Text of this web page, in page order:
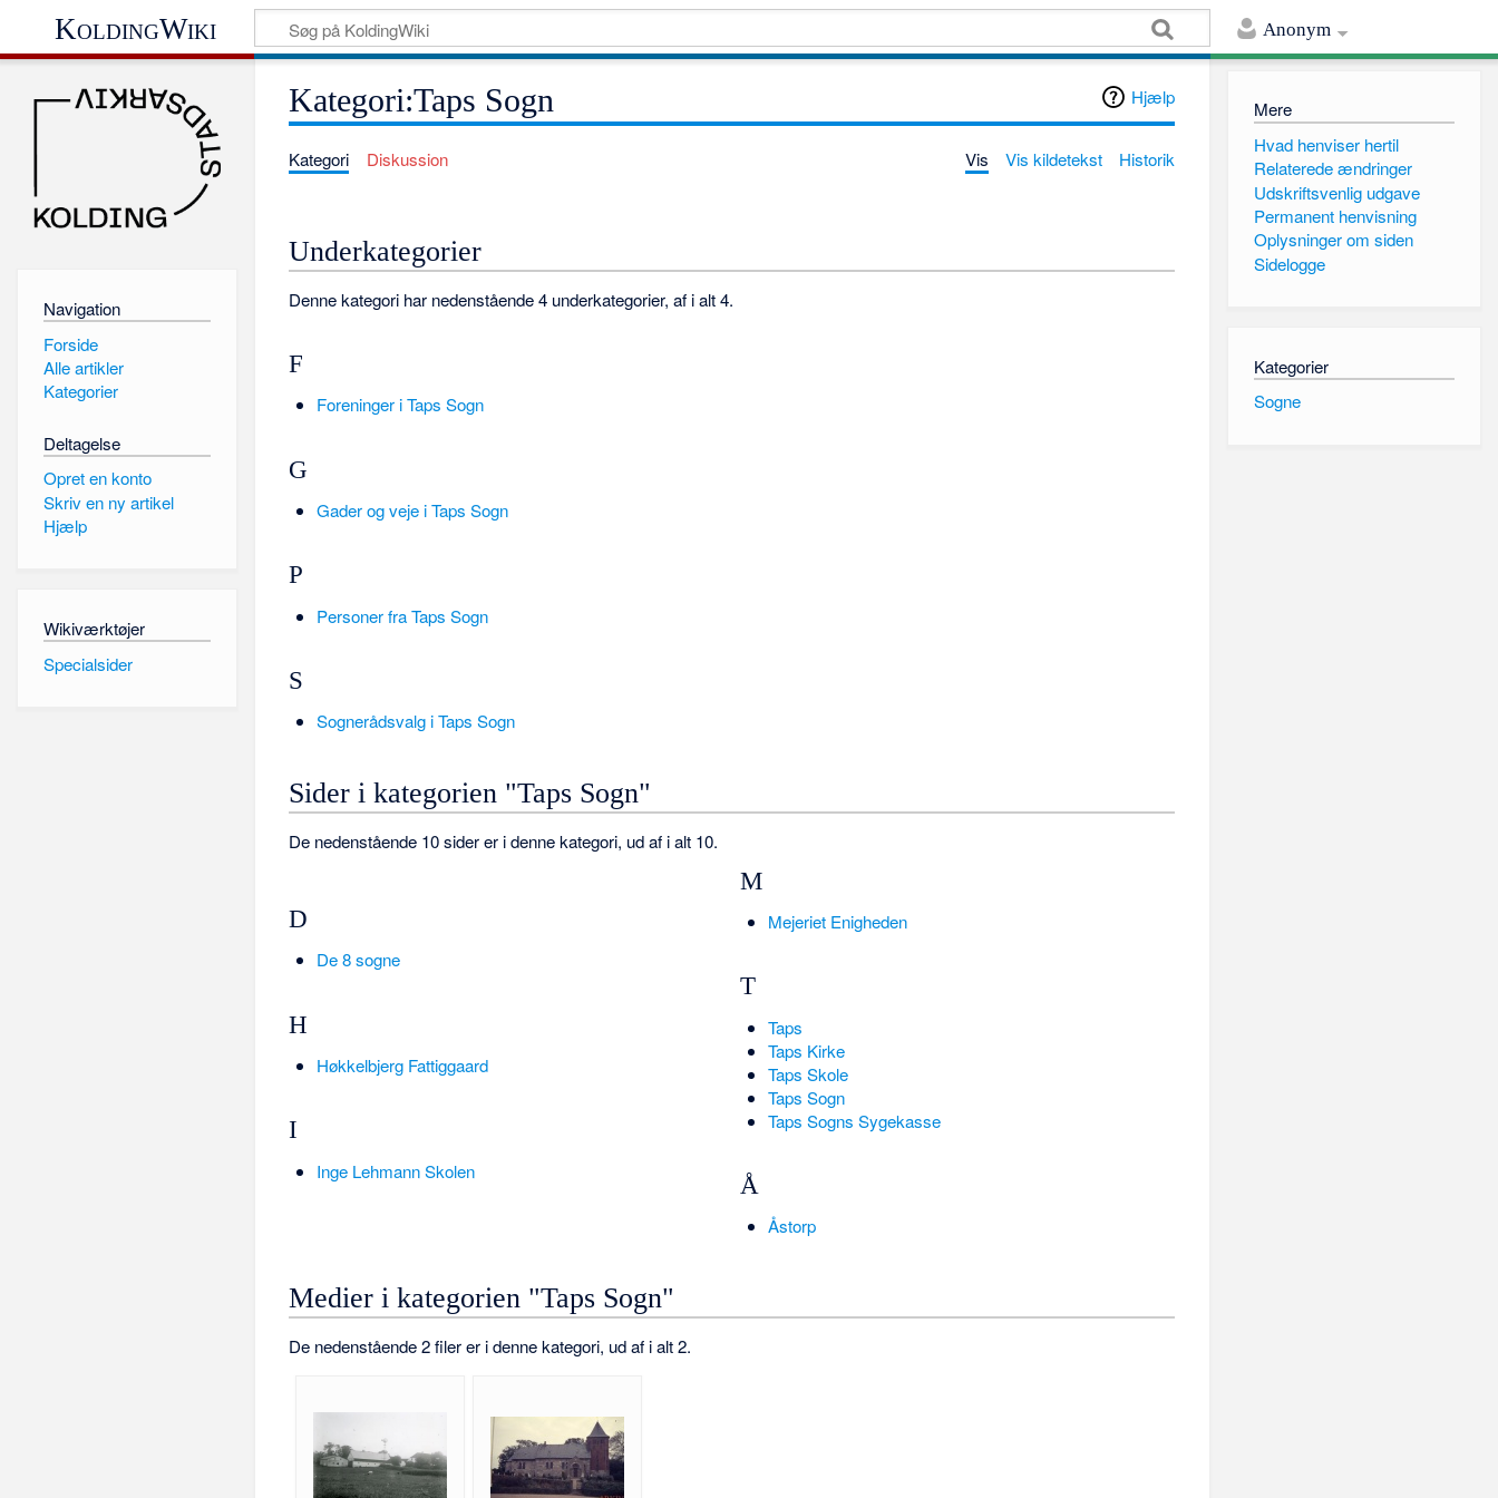
Anonym
KoldingWiki
Hjælp
Kategori:Taps Sogn
Kategori Diskussion Vis Vis kildetekst Historik
Underkategorier
Denne kategori har nedenstående 4 underkategorier, af i alt 4.
F
Foreninger i Taps Sogn
G
Gader og veje i Taps Sogn
P
Personer fra Taps Sogn
S
Sognerådsvalg i Taps Sogn
Sider i kategorien "Taps Sogn"
De nedenstående 10 sider er i denne kategori, ud af i alt 10.
D
De 8 sogne
H
Høkkelbjerg Fattiggaard
I
Inge Lehmann Skolen
M
Mejeriet Enigheden
T
Taps
Taps Kirke
Taps Skole
Taps Sogn
Taps Sogns Sygekasse
Å
Åstorp
Medier i kategorien "Taps Sogn"
De nedenstående 2 filer er i denne kategori, ud af i alt 2.
Navigation
Forside
Alle artikler
Kategorier
Deltagelse
Opret en konto
Skriv en ny artikel
Hjælp
Wikiværktøjer
Specialsider
Mere
Hvad henviser hertil
Relaterede ændringer
Udskriftsvenlig udgave
Permanent henvisning
Oplysninger om siden
Sidelogge
Kategorier
Sogne